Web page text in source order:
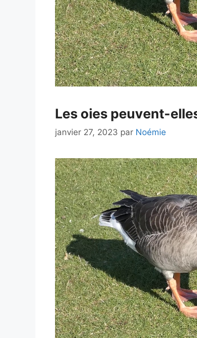
Les oies peuvent-
janvier 27, 2023 par Noémie